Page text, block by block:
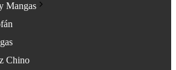
Mangas
Chino